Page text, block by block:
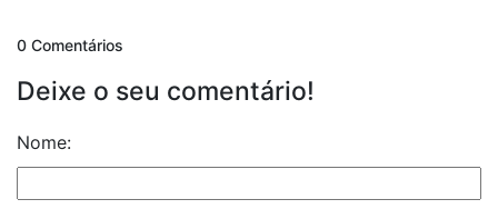
0 Comentários
Deixe o seu comentário!
Nome: